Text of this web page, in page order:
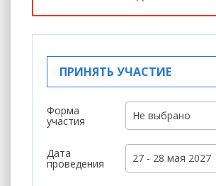
ПРИНЯТЬ УЧАСТИЕ
Форма
участия
Дата
проведения